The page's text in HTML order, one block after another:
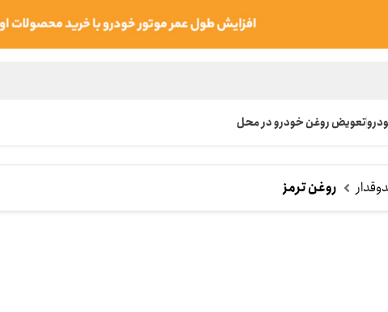
تعویض روغن خودرو در محل
روغن ترمز